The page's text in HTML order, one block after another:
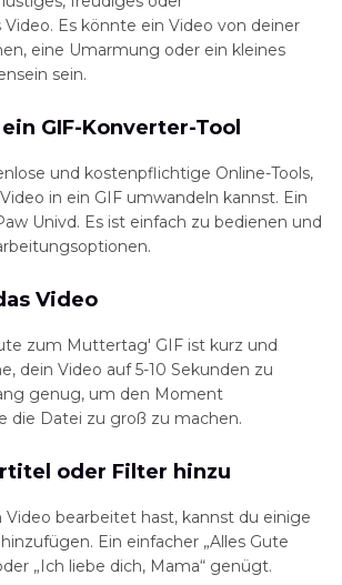
Es könnte ein Video von deiner
eine Umarmung oder ein kleines
sein.
GIF-Konverter-Tool
und kostenpflichtige Online-Tools,
in ein GIF umwandeln kannst. Ein
Univd. Es ist einfach zu bedienen und
Video
zum Muttertag' GIF ist kurz und
dein Video auf 5-10 Sekunden zu
genug, um den Moment
die Datei zu groß zu machen.
oder Filter hinzu
Video bearbeitet hast, kannst du einige
Ein einfacher „Alles Gute
„Ich liebe dich, Mama“ genügt.